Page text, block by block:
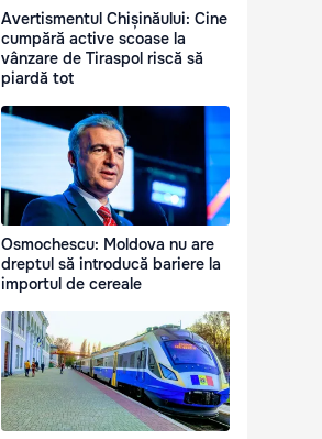
Avertismentul Chișinăului: Cine
cumpără active scoase la
vânzare de Tiraspol riscă să
piardă tot
Osmochescu: Moldova nu are
dreptul să introducă bariere la
importul de cereale